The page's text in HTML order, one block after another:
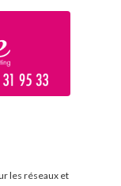
les réseaux et